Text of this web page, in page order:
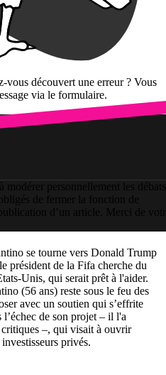
vous découvert une erreur ? Vous
via le formulaire.
personnellement les débats
de fermer la fonction de
d’un article. Merci de
se tourne vers Donald Trump
président de la Fifa cherche du
Unis, qui serait prêt à l'aider.
(56 ans) reste sous le feu des
avec un soutien qui s’effrite
de son projet – il l'a
critiques –, qui visait à ouvrir
privés.